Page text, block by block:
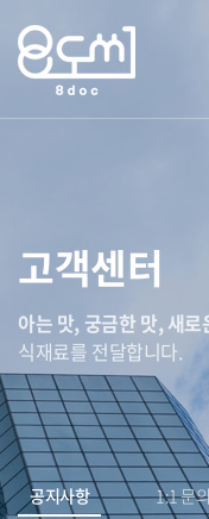
고객센터
아는 맛, 궁금한 맛, 새로
식재료를 전달합니다.
공지사항 1:1 문